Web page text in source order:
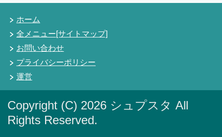
ホーム
全メニュー[サイトマップ]
お問い合わせ
プライバシーポリシー
運営
Copyright (C) 2026 シュプスタ All
Rights Reserved.